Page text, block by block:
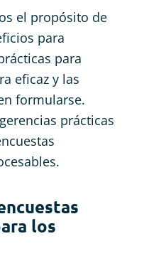
el propósito de
para
para
eficaz y las
formularse.
prácticas
los